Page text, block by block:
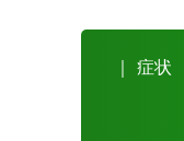
｜ 症状